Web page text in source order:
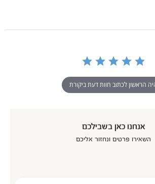
הראשון לכתוב חוות דעת ביקורת
אנחנו כאן בשבילכם
השאירו פרטים ונחזור אליכם